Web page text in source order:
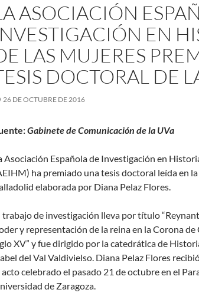
ASOCIACIÓN
EN
LAS MUJERES
DOCTORAL DE
26 DE OCTUBRE DE 2016
Gabinete de Comunicación de la UVa
Asociación Española de Investigación en
ha premiado una tesis doctoral leída en
elaborada por Diana Pelaz Flores.
trabajo de investigación lleva por título
y representación de la reina en la Corona
XV” y fue dirigido por la catedrática de
del Val Valdivielso. Diana Pelaz Flores
acto celebrado el pasado 21 de octubre en el
de Zaragoza.